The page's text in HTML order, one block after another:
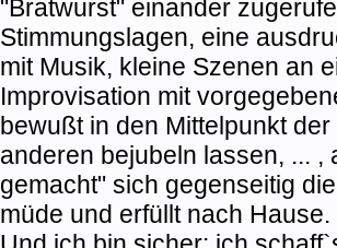
"Bratwurst" einander
Stimmungslagen, eine
mit Musik, kleine Szenen an
Improvisation mit
bewußt in den Mittelpunkt
anderen bejubeln lassen, ... ,
gemacht" sich gegenseitig
müde und erfüllt nach Hause.